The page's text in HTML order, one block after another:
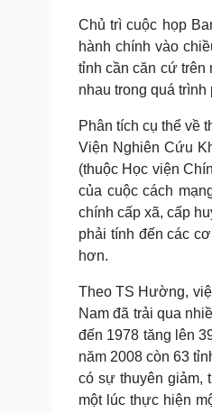
Chủ trì cuộc họp
hành chính vào
tỉnh cần căn cứ trên
nhau trong quá trình
Phân tích cụ thể về
Viện Nghiên Cứu
(thuộc Học viện
của cuộc cách
chính cấp xã, cấp
phải tính đến các
hơn.
Theo TS Hường,
Nam đã trải qua
đến 1978 tăng lên
năm 2008 còn 63
có sự thuyên giảm,
một lúc thực hiện